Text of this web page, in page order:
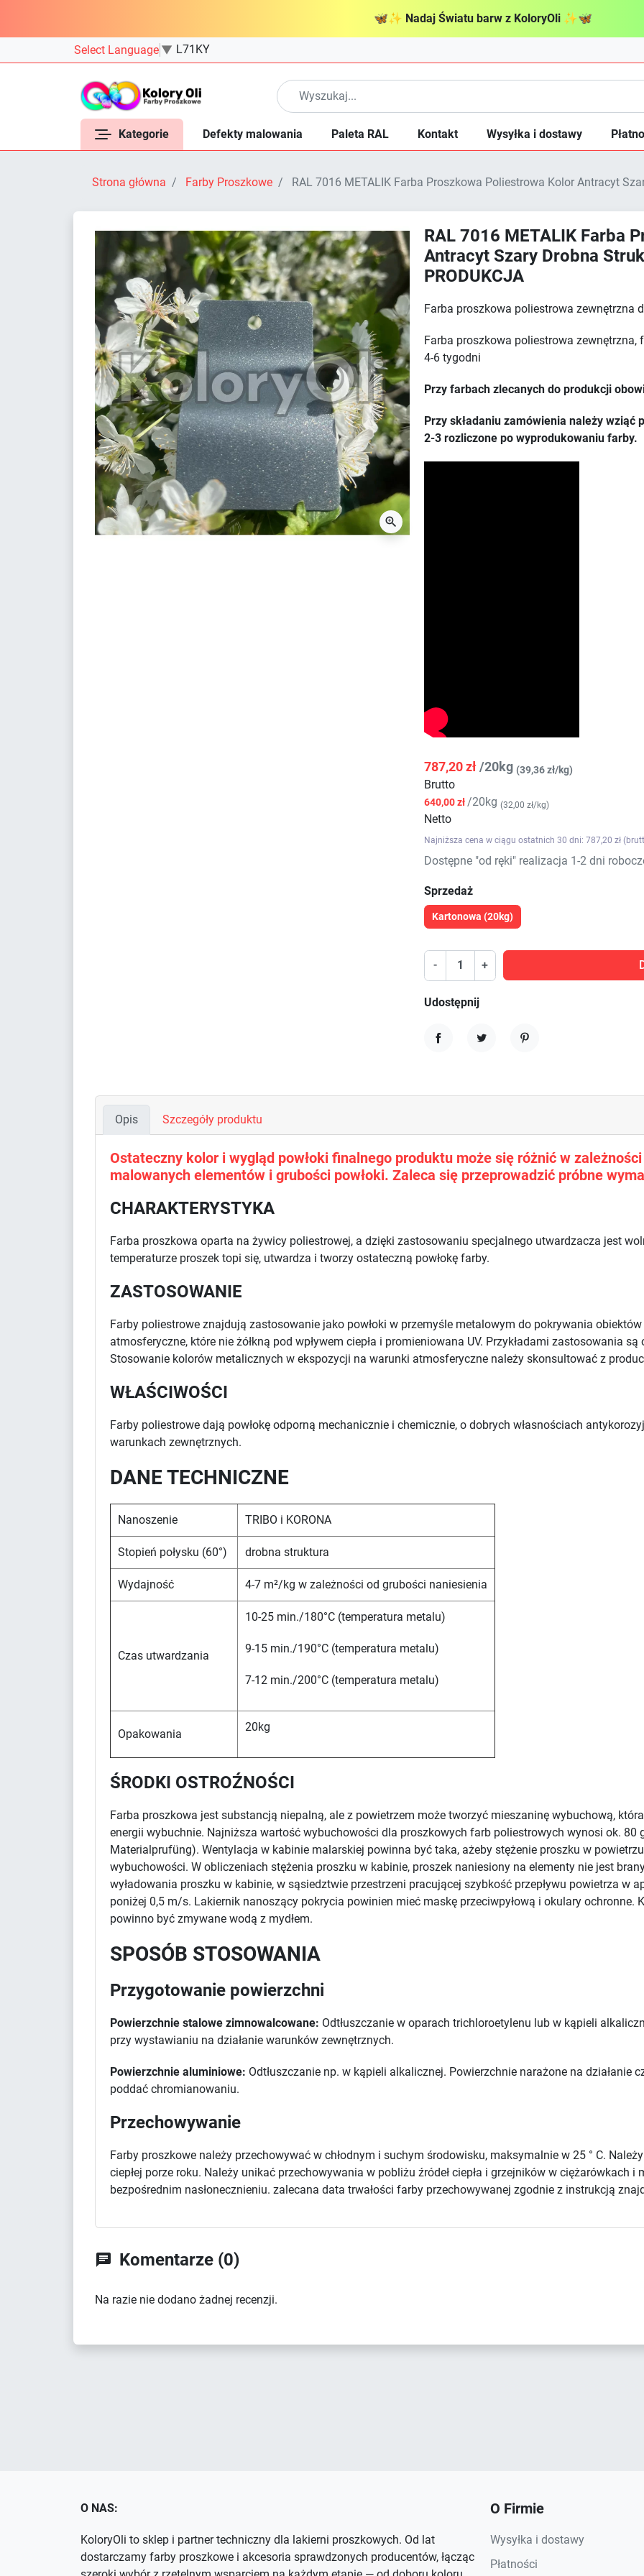
🦋✨ Nadaj Światu barw z KoloryOli ✨🦋
Select Language ▼ L71KY
Kategorie Defekty malowania Paleta RAL Kontakt Wysyłka i dostawy
Strona główna Farby Proszkowe RAL 7016 METALIK Farba Proszkowa Poliestrowa Kolor Antracyt

RAL 7016 METALIK Farba
Antracyt Szary Drobna
PRODUKCJA
Farba proszkowa poliestrowa zewnętrzna
Farba proszkowa poliestrowa
4-6 tygodni
Przy farbach zlecanych do produkcji
Przy składaniu zamówienia należy wziąć
2-3 rozliczone po wyprodukowaniu farby.
787,20 zł/20kg (39,36 zł/kg)
Brutto
640,00 zł /20kg (32,00 zł/kg)
Netto
Najniższa cena w ciągu ostatnich 30 dni: 787,20 zł
Dostępne "od ręki" realizacja 1-2 dni
Sprzedaż
Kartonowa (20kg)
- +
Udostępnij
Opis Szczegóły produktu
Ostateczny kolor i wygląd powłoki finalnego produktu może się różnić w
malowanych elementów i grubości powłoki. Zaleca się przeprowadzić próbne
CHARAKTERYSTYKA
Farba proszkowa oparta na żywicy poliestrowej, a dzięki zastosowaniu specjalnego utwardzacza jest
temperaturze proszek topi się, utwardza i tworzy ostateczną powłokę farby.
ZASTOSOWANIE
Farby poliestrowe znajdują zastosowanie jako powłoki w przemyśle metalowym do pokrywania
atmosferyczne, które nie żółkną pod wpływem ciepła i promieniowana UV. Przykładami zastosowania
Stosowanie kolorów metalicznych w ekspozycji na warunki atmosferyczne należy skonsultować z
WŁAŚCIWOŚCI
Farby poliestrowe dają powłokę odporną mechanicznie i chemicznie, o dobrych własnościach
warunkach zewnętrznych.
DANE TECHNICZNE
Nanoszenie TRIBO i KORONA
Stopień połysku (60°) drobna struktura
Wydajność 4-7 m²/kg w zależności od grubości naniesienia
Czas utwardzania
10-25 min./180°C (temperatura metalu)
9-15 min./190°C (temperatura metalu)
7-12 min./200°C (temperatura metalu)
Opakowania
20kg
ŚRODKI OSTROŹNOŚCI
Farba proszkowa jest substancją niepalną, ale z powietrzem może tworzyć mieszaninę wybuchową,
energii wybuchnie. Najniższa wartość wybuchowości dla proszkowych farb poliestrowych wynosi ok. 80
Materialprufüng). Wentylacja w kabinie malarskiej powinna być taka, ażeby stężenie proszku w
wybuchowości. W obliczeniach stężenia proszku w kabinie, proszek naniesiony na elementy nie jest
wyładowania proszku w kabinie, w sąsiedztwie przestrzeni pracującej szybkość przepływu powietrza w
poniżej 0,5 m/s. Lakiernik nanoszący pokrycia powinien mieć maskę przeciwpyłową i okulary ochronne.
powinno być zmywane wodą z mydłem.
SPOSÓB STOSOWANIA
Przygotowanie powierzchni
Powierzchnie stalowe zimnowalcowane: Odtłuszczanie w oparach trichloroetylenu lub w kąpieli
przy wystawianiu na działanie warunków zewnętrznych.
Powierzchnie aluminiowe: Odtłuszczanie np. w kąpieli alkalicznej. Powierzchnie narażone na działanie
poddać chromianowaniu.
Przechowywanie
Farby proszkowe należy przechowywać w chłodnym i suchym środowisku, maksymalnie w 25 ° C.
ciepłej porze roku. Należy unikać przechowywania w pobliżu źródeł ciepła i grzejników w ciężarówkach
bezpośrednim nasłonecznieniu. zalecana data trwałości farby przechowywanej zgodnie z instrukcją
 Komentarze (0)
Na razie nie dodano żadnej recenzji.
O NAS:
KoloryOli to sklep i partner techniczny dla lakierni proszkowych. Od lat
dostarczamy farby proszkowe i akcesoria sprawdzonych producentów, łącząc
O Firmie
Wysyłka i dostawy
Płatności